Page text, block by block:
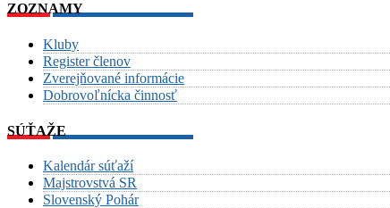
ZOZNAMY
Kluby
Register členov
Zverejňované informácie
Dobrovoľnícka činnosť
SÚŤAŽE
Kalendár súťaží
Majstrovstvá SR
Slovenský Pohár